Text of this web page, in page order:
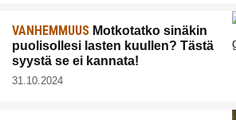
VANHEMMUUS Motkotatko sinäkin
puolisollesi lasten kuullen? Tästä
syystä se ei kannata!
31.10.2024